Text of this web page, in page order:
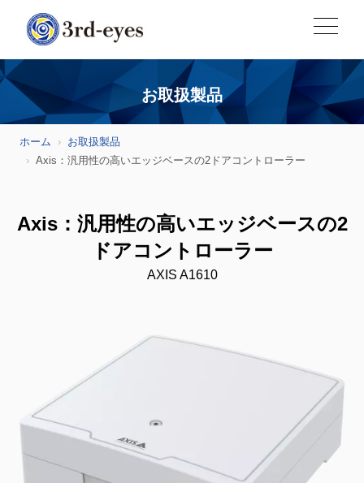
お取扱製品
ホーム
お取扱製品
Axis：汎用性の高いエッジベースの2ドアコントローラー
Axis：汎用性の高いエッジベースの2
ドアコントローラー
AXIS A1610